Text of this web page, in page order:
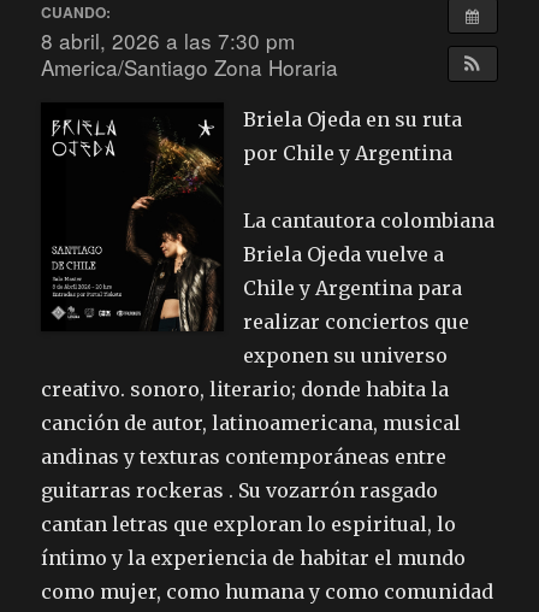
CUANDO:
8 abril, 2026 a las 7:30 pm
America/Santiago Zona Horaria
Briela Ojeda en su ruta
por Chile y Argentina
La cantautora colombiana
Briela Ojeda vuelve a
Chile y Argentina para
realizar conciertos que
exponen su universo
creativo. sonoro, literario; donde habita la
canción de autor, latinoamericana, musical
andinas y texturas contemporáneas entre
guitarras rockeras . Su vozarrón rasgado
cantan letras que exploran lo espiritual, lo
íntimo y la experiencia de habitar el mundo
como mujer, como humana y como comunidad